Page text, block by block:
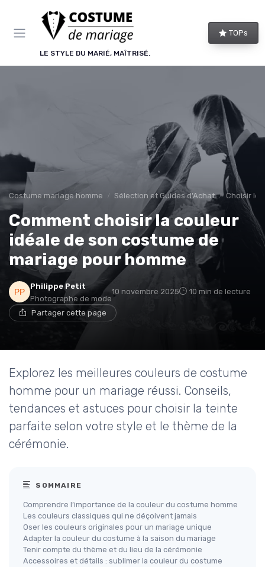
LE STYLE DU MARIÉ, MAÎTRISÉ.
TOPs
Costume mariage homme Sélection et Guides d'Achat Choisir le
Comment choisir la couleur
idéale de son costume de
mariage pour homme
Philippe Petit
Photographe de mode
10 novembre 2025 10 min de lecture
Partager cette page
Explorez les meilleures couleurs de costume
homme pour un mariage réussi. Conseils,
tendances et astuces pour choisir la teinte
parfaite selon votre style et le thème de la
cérémonie.
SOMMAIRE
Comprendre l’importance de la couleur du costume homme
Les couleurs classiques qui ne déçoivent jamais
Oser les couleurs originales pour un mariage unique
Adapter la couleur du costume à la saison du mariage
Tenir compte du thème et du lieu de la cérémonie
Accessoires et détails : sublimer la couleur du costume